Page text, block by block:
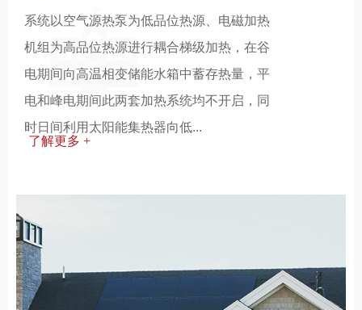
系统以空气源热泵为低品位热源、电磁加热
机组为高品位热源进行耦合梯级加热，在谷
电期间向高温相变储能水箱中蓄存热量，平
电和峰电期间此两套加热系统均不开启，同
时日间利用太阳能集热器向低...
了解更多 +